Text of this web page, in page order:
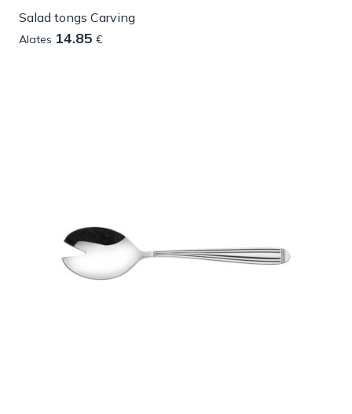
Salad tongs Carving
Alates 14.85 €